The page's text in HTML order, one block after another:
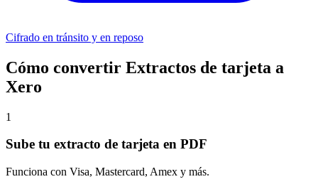
Cifrado en tránsito y en reposo
Cómo convertir Extractos de tarjeta a
Xero
1
Sube tu extracto de tarjeta en PDF
Funciona con Visa, Mastercard, Amex y más.